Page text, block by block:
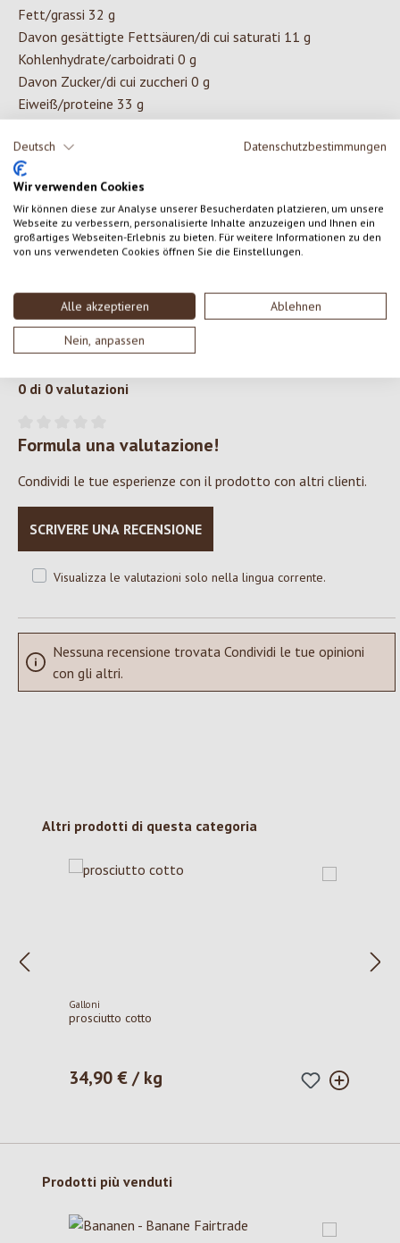
Deutsch Datenschutzbestimmungen
Wir verwenden Cookies
Wir können diese zur Analyse unserer Besucherdaten platzieren, um unsere
Webseite zu verbessern, personalisierte Inhalte anzuzeigen und Ihnen ein
großartiges Webseiten-Erlebnis zu bieten. Für weitere Informationen zu den
von uns verwendeten Cookies öffnen Sie die Einstellungen.
Alle akzeptieren Ablehnen
Nein, anpassen
Fett/grassi 32 g
Davon gesättigte Fettsäuren/di cui saturati 11 g
Kohlenhydrate/carboidrati 0 g
Davon Zucker/di cui zuccheri 0 g
Eiweiß/proteine 33 g
INGREDIENTI
Kaminwurzen biologiche 100g a base di: 164g di carne, di cui
131g di maiale*, 33g di manzo*, sale marino, spezie* 1,5%,
*da produzione biologica certificata
0 di 0 valutazioni
Valutazione media di 0 su 5 stelle
Formula una valutazione!
Condividi le tue esperienze con il prodotto con altri clienti.
SCRIVERE UNA RECENSIONE
Visualizza le valutazioni solo nella lingua corrente.
Nessuna recensione trovata Condividi le tue opinioni
con gli altri.
Salta la galleria dei prodotti
Altri prodotti di questa categoria
Galloni
prosciutto cotto
Prezzo normale:
34,90 € / kg
Salta la galleria dei prodotti
Prodotti più venduti